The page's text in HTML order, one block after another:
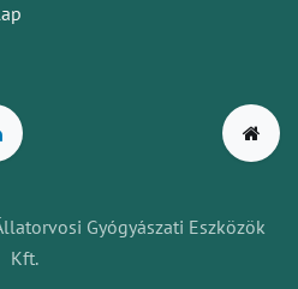
Gyógyászati Eszközök
Kft.